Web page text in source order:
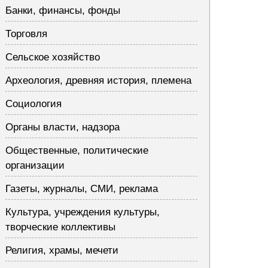
Банки, финансы, фонды
Торговля
Сельское хозяйство
Археология, древняя история, племена
Социология
Органы власти, надзора
Общественные, политические
организации
Газеты, журналы, СМИ, реклама
Культура, учреждения культуры,
творческие коллективы
Религия, храмы, мечети